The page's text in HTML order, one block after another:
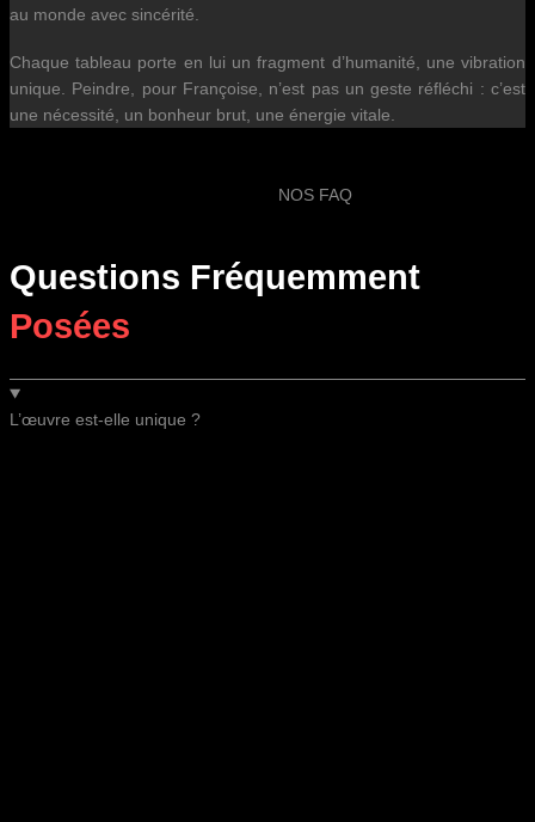
au monde avec sincérité.
Chaque tableau porte en lui un fragment d’humanité, une vibration
unique. Peindre, pour Françoise, n’est pas un geste réfléchi : c’est
une nécessité, un bonheur brut, une énergie vitale.
NOS FAQ
Questions Fréquemment
Posées
L’œuvre est-elle unique ?